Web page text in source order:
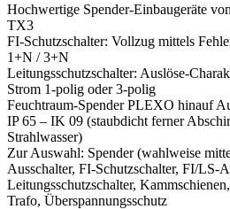
Hochwertige Spender-Einbaugeräte
TX3
FI-Schutzschalter: Vollzug mittels
1+N / 3+N
Leitungsschutzschalter: Auslöse-
Strom 1-polig oder 3-polig
Feuchtraum-Spender PLEXO hinauf
IP 65 – IK 09 (staubdicht ferner
Strahlwasser)
Zur Auswahl: Spender (wahlweise
Ausschalter, FI-Schutzschalter, FI/LS-
Leitungsschutzschalter,
Trafo, Überspannungsschutz